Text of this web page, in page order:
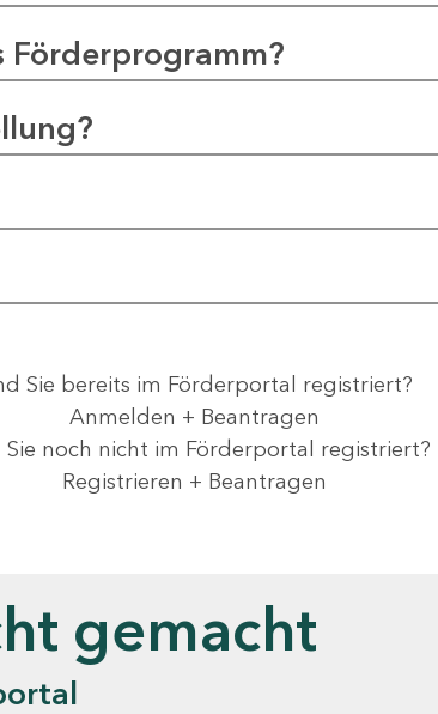
Sie bereits im Förderportal registriert?
Anmelden + Beantragen
Sie noch nicht im Förderportal registriert?
Registrieren + Beantragen
gemacht